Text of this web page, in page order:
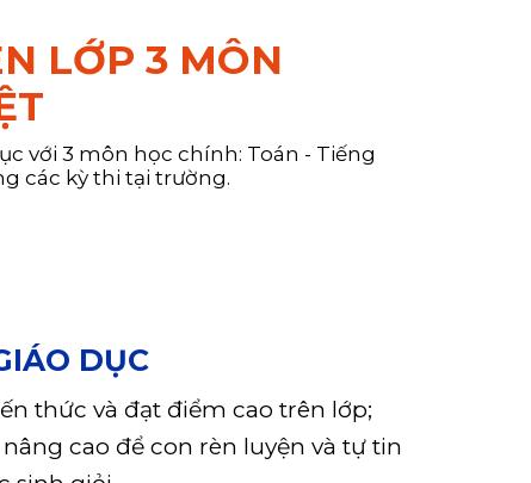
LỚP 3 MÔN
với 3 môn học chính: Toán - Tiếng
các kỳ thi tại trường.
DỤC
thức và đạt điểm cao trên lớp;
cao để con rèn luyện và tự tin